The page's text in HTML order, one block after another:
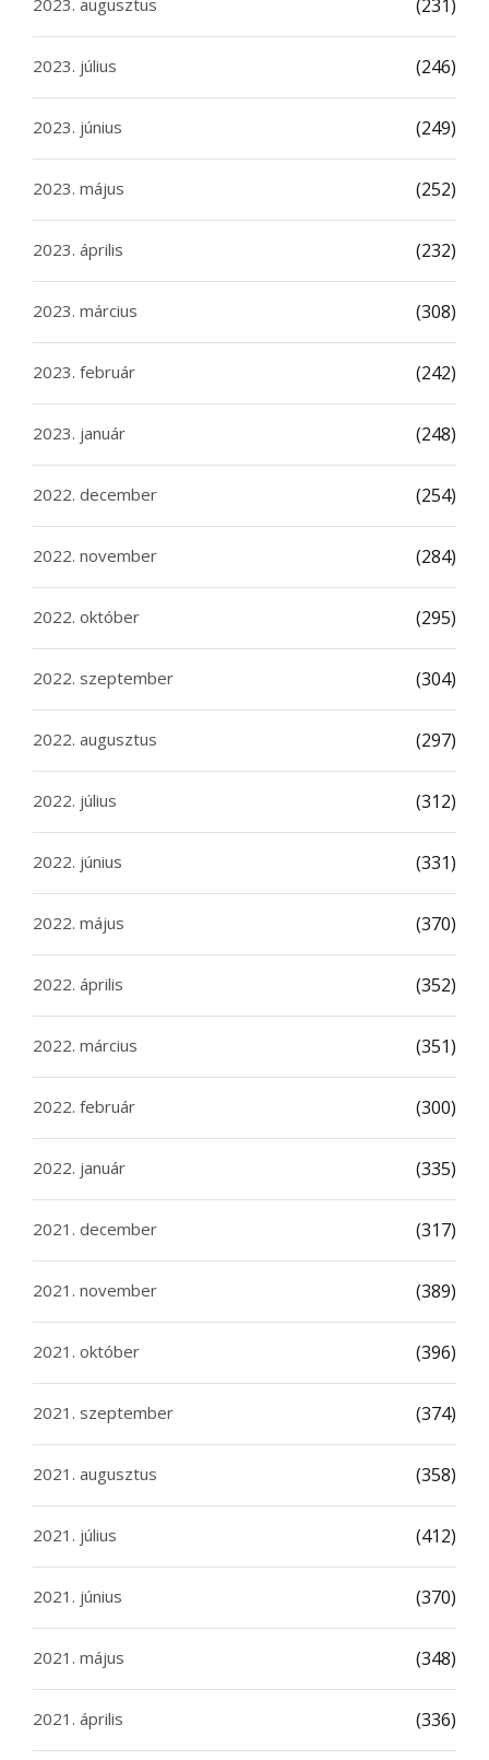
(231)
2023. július (246)
2023. június (249)
2023. május (252)
2023. április (232)
2023. március (308)
2023. február (242)
2023. január (248)
2022. december (254)
2022. november (284)
2022. október (295)
2022. szeptember (304)
2022. augusztus (297)
2022. július (312)
2022. június (331)
2022. május (370)
2022. április (352)
2022. március (351)
2022. február (300)
2022. január (335)
2021. december (317)
2021. november (389)
2021. október (396)
2021. szeptember (374)
2021. augusztus (358)
2021. július (412)
2021. június (370)
2021. május (348)
2021. április (336)